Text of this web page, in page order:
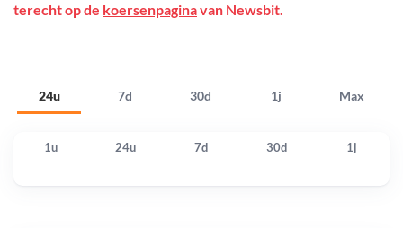
24u 7d 30d 1j Max
terecht op de koersenpaginavan Newsbit.
1u 24u 7d 30d 1j